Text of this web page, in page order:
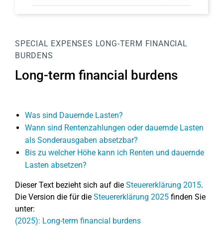
SPECIAL EXPENSES LONG-TERM FINANCIAL
BURDENS
Long-term financial burdens
Was sind Dauernde Lasten?
Wann sind Rentenzahlungen oder dauernde Lasten
als Sonderausgaben absetzbar?
Bis zu welcher Höhe kann ich Renten und dauernde
Lasten absetzen?
Dieser Text bezieht sich auf die Steuererklärung 2015.
Die Version die für die Steuererklärung 2025 finden Sie
unter:
(2025): Long-term financial burdens